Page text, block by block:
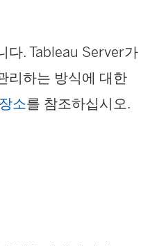
다. Tableau Server가
리하는 방식에 대한
소를 참조하십시오.